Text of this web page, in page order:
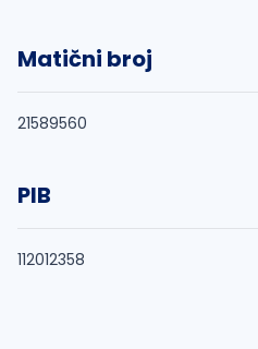
Matični broj
21589560
PIB
112012358